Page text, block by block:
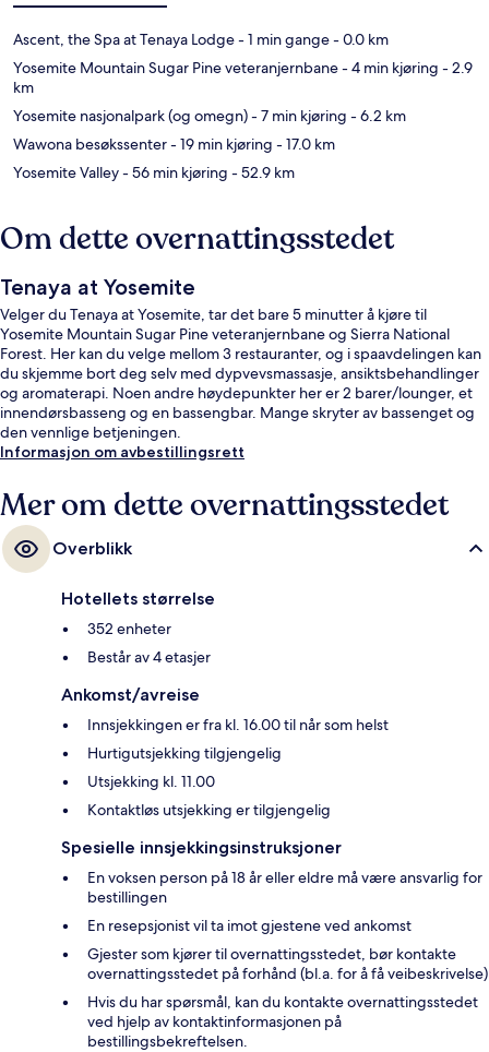
Ascent, the Spa at Tenaya Lodge- 1 min gange- 0.0 km
Yosemite Mountain Sugar Pine veteranjernbane- 4 min kjøring - 2.9
km
Yosemite nasjonalpark (og omegn)- 7 min kjøring - 6.2 km
Wawona besøkssenter- 19 min kjøring - 17.0 km
Yosemite Valley- 56 min kjøring - 52.9 km
Om dette overnattingsstedet
Tenaya at Yosemite
Velger du Tenaya at Yosemite, tar det bare 5 minutter å kjøre til
Yosemite Mountain Sugar Pine veteranjernbane og Sierra National
Forest. Her kan du velge mellom 3 restauranter, og i spaavdelingen kan
du skjemme bort deg selv med dypvevsmassasje, ansiktsbehandlinger
og aromaterapi. Noen andre høydepunkter her er 2 barer/lounger, et
innendørsbasseng og en bassengbar. Mange skryter av bassenget og
den vennlige betjeningen.
Informasjon om avbestillingsrett
Mer om dette overnattingsstedet
Overblikk
Hotellets størrelse
352 enheter
Består av 4 etasjer
Ankomst/avreise
Innsjekkingen er fra kl. 16.00 til når som helst
Hurtigutsjekking tilgjengelig
Utsjekking kl. 11.00
Kontaktløs utsjekking er tilgjengelig
Spesielle innsjekkingsinstruksjoner
En voksen person på 18 år eller eldre må være ansvarlig for
bestillingen
En resepsjonist vil ta imot gjestene ved ankomst
Gjester som kjører til overnattingsstedet, bør kontakte
overnattingsstedet på forhånd (bl.a. for å få veibeskrivelse)
Hvis du har spørsmål, kan du kontakte overnattingsstedet
ved hjelp av kontaktinformasjonen på
bestillingsbekreftelsen.